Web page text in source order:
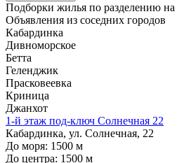
Подборки жилья по разделению на
Объявления из соседних городов
Кабардинка
Дивноморское
Бетта
Геленджик
Прасковеевка
Криница
Джанхот
1-й этаж под-ключ Солнечная 22
Кабардинка, ул. Солнечная, 22
До моря: 1500 м
До центра: 1500 м